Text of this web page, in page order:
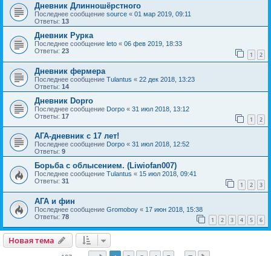
Дневник Длинношёрстного
Последнее сообщение source « 01 мар 2019, 09:11
Ответы: 13
Дневник Рурка
Последнее сообщение leto « 06 фев 2019, 18:33
Ответы: 23 1 2
Дневник фермера
Последнее сообщение Tulantus « 22 дек 2018, 13:23
Ответы: 14
Дневник Dopro
Последнее сообщение Dorpo « 31 июл 2018, 13:12
Ответы: 17 1 2
АГА-дневник с 17 лет!
Последнее сообщение Dorpo « 31 июл 2018, 12:52
Ответы: 9
Борьба с облысением. (Liwiofan007)
Последнее сообщение Tulantus « 15 июл 2018, 09:41
Ответы: 31 1 2 3
АГА и фин
Последнее сообщение Gromoboy « 17 июн 2018, 15:38
Ответы: 78 1 2 3 4 5 6
Новая тема